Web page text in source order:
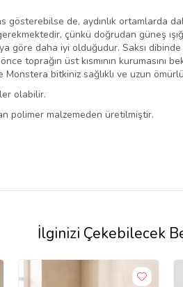
gösterebilse de, aydınlık ortamlarda
çünkü doğrudan güneş
göre daha iyi olduğudur. Saksı
toprağın üst kısmının kurumasını
bitkiniz sağlıklı ve uzun
olabilir.
polimer malzemeden üretilmiştir.
İlginizi Çekebilecek